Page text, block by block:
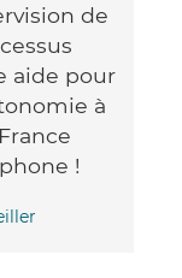
de
aide pour
à
!